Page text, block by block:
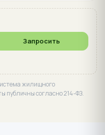
Запросить
жилищного
публичны согласно 214-ФЗ.